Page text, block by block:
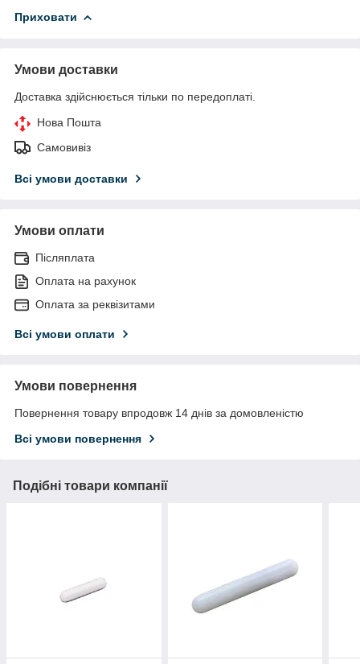
Приховати
Умови доставки
Доставка здійснюється тільки по передоплаті.
Нова Пошта
Самовивіз
Всі умови доставки
Умови оплати
Післяплата
Оплата на рахунок
Оплата за реквізитами
Всі умови оплати
Умови повернення
Повернення товару впродовж 14 днів за домовленістю
Всі умови повернення
Подібні товари компанії